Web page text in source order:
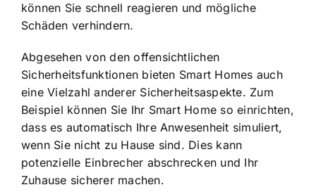
können Sie schnell reagieren und mögliche
Schäden verhindern.
Abgesehen von den offensichtlichen
Sicherheitsfunktionen bieten Smart Homes auch
eine Vielzahl anderer Sicherheitsaspekte. Zum
Beispiel können Sie Ihr Smart Home so einrichten,
dass es automatisch Ihre Anwesenheit simuliert,
wenn Sie nicht zu Hause sind. Dies kann
potenzielle Einbrecher abschrecken und Ihr
Zuhause sicherer machen.